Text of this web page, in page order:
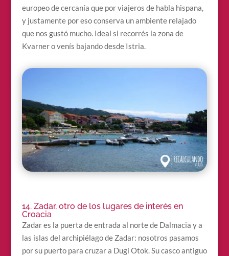
europeo de cercanía que por viajeros de habla hispana,
y justamente por eso conserva un ambiente relajado
que nos gustó mucho. Ideal si recorrés la zona de
Kvarner o venís bajando desde Istria.
14. Zadar, otro de los lugares de interés en
Croacia
Zadar es la puerta de entrada al norte de Dalmacia y a
las islas del archipiélago de Zadar: nosotros pasamos
por su puerto para cruzar a Dugi Otok. Su casco antiguo